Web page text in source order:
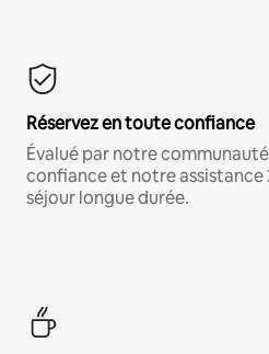
Réservez en toute confiance
Évalué par notre
confiance et notre
séjour longue durée.